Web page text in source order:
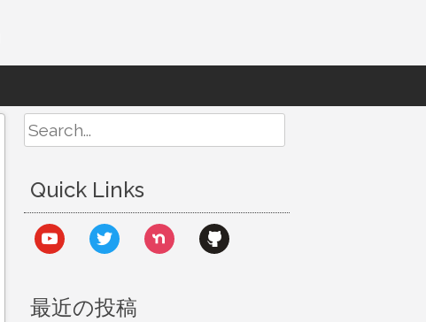
Search
for:
Quick Links
youtube twitter nextdoorgithub
最近の投稿